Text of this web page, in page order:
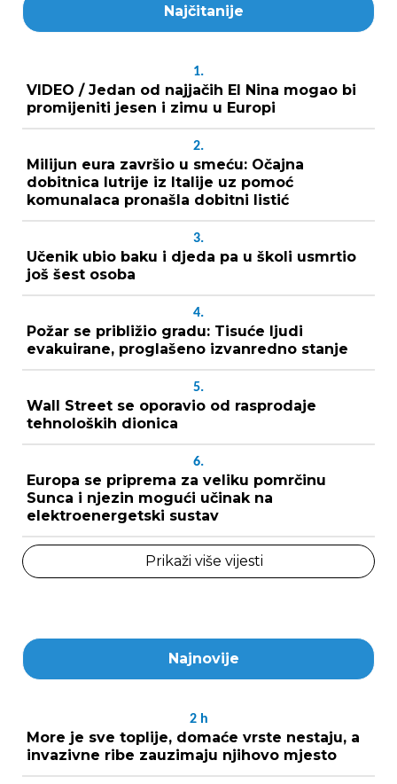
Najčitanije
1.
VIDEO / Jedan od najjačih El Nina mogao bi
promijeniti jesen i zimu u Europi
2.
Milijun eura završio u smeću: Očajna
dobitnica lutrije iz Italije uz pomoć
komunalaca pronašla dobitni listić
3.
Učenik ubio baku i djeda pa u školi usmrtio
još šest osoba
4.
Požar se približio gradu: Tisuće ljudi
evakuirane, proglašeno izvanredno stanje
5.
Wall Street se oporavio od rasprodaje
tehnoloških dionica
6.
Europa se priprema za veliku pomrčinu
Sunca i njezin mogući učinak na
elektroenergetski sustav
Prikaži više vijesti
Najnovije
2 h
More je sve toplije, domaće vrste nestaju, a
invazivne ribe zauzimaju njihovo mjesto